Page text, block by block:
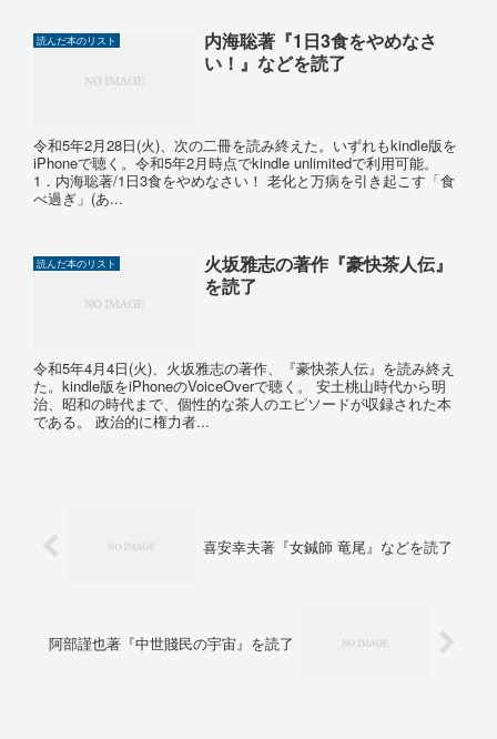
読んだ本のリスト
内海聡著『1日3食をやめなさ
い！』などを読了
令和5年2月28日(火)、次の二冊を読み終えた。いずれもkindle版を
iPhoneで聴く。令和5年2月時点でkindle unlimitedで利用可能。
1．内海聡著/1日3食をやめなさい！ 老化と万病を引き起こす「食
べ過ぎ」(あ...
読んだ本のリスト
火坂雅志の著作『豪快茶人伝』
を読了
令和5年4月4日(火)、火坂雅志の著作、『豪快茶人伝』を読み終え
た。kindle版をiPhoneのVoiceOverで聴く。 安土桃山時代から明
治、昭和の時代まで、個性的な茶人のエピソードが収録された本
である。 政治的に権力者...
喜安幸夫著『女鍼師 竜尾』などを読了
阿部謹也著『中世賤民の宇宙』を読了